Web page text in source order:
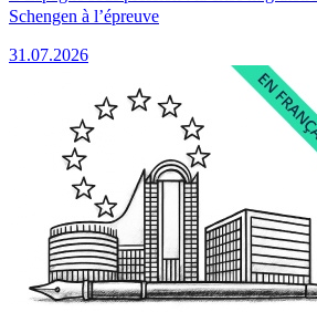
Schengen à l’épreuve
31.07.2026